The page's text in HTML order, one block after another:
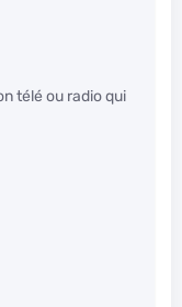
télé ou radio qui